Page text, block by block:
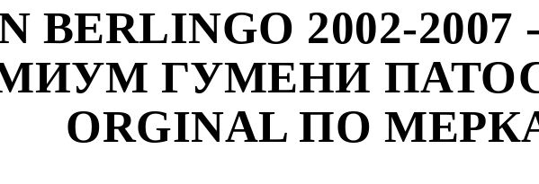
BERLINGO 2002-2007
ГУМЕНИ
ORGINAL ПО